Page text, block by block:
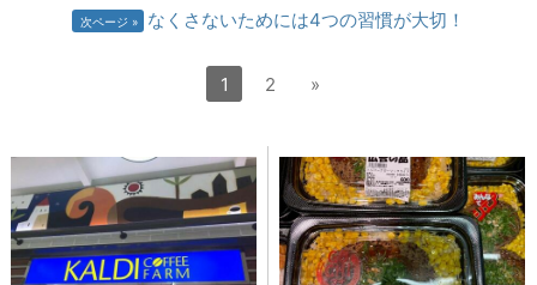
次ページ なくさないためには4つの習慣が大切！
1 2 »